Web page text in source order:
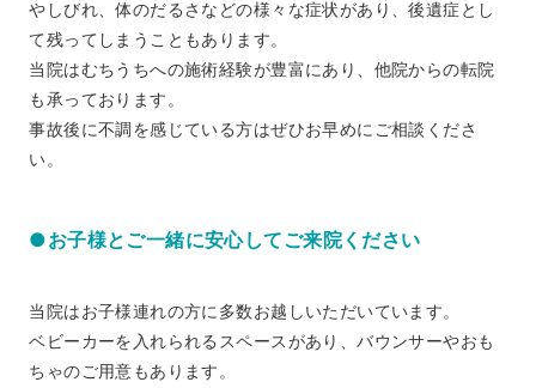
やしびれ、体のだるさなどの様々な症状があり、後遺症とし
て残ってしまうこともあります。
当院はむちうちへの施術経験が豊富にあり、他院からの転院
も承っております。
事故後に不調を感じている方はぜひお早めにご相談くださ
い。
●お子様とご一緒に安心してご来院ください
当院はお子様連れの方に多数お越しいただいています。
ベビーカーを入れられるスペースがあり、バウンサーやおも
ちゃのご用意もあります。